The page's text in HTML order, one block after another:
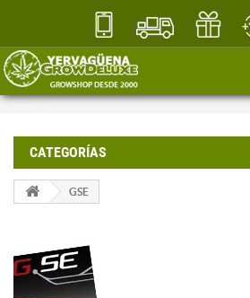
CATEGORÍAS
GSE